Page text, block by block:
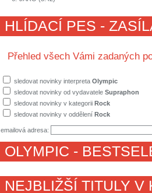
HLÍDACÍ PES -
Přehled všech Vámi zadaných
sledovat novinky interpreta Olympic
sledovat novinky od vydavatele Supraphon
sledovat novinky v kategorii Rock
sledovat novinky v oddělení Rock
emailová adresa:
OLYMPIC -
NEJBLIŽŠÍ TITULY V